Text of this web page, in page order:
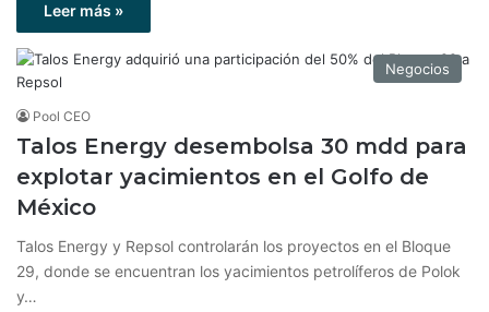
Leer más »
Negocios
Pool CEO
Talos Energy desembolsa 30 mdd para
explotar yacimientos en el Golfo de
México
Talos Energy y Repsol controlarán los proyectos en el Bloque
29, donde se encuentran los yacimientos petrolíferos de Polok
y…